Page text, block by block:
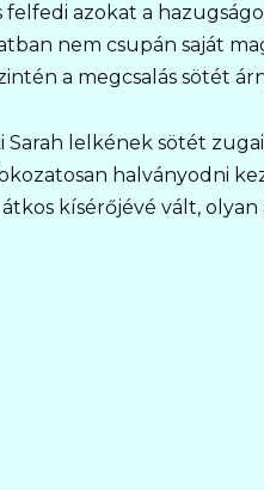
felfedi azokat a
nem csupán saját
a megcsalás sötét
lelkének sötét
halványodni
kísérőjévé vált,